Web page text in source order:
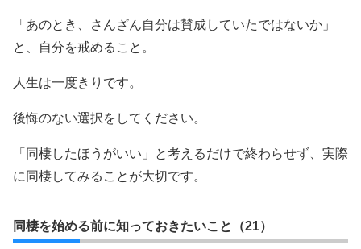
「あのとき、さんざん自分は賛成していたではないか」
と、自分を戒めること。
人生は一度きりです。
後悔のない選択をしてください。
「同棲したほうがいい」と考えるだけで終わらせず、実際
に同棲してみることが大切です。
同棲を始める前に知っておきたいこと（21）